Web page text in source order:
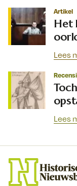
Artikel
Het
Lees
Lees